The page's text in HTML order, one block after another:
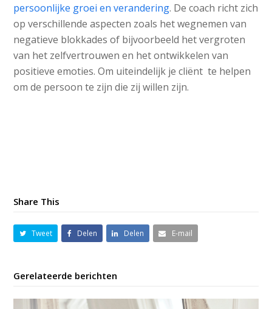
persoonlijke groei en verandering. De coach richt zich
op verschillende aspecten zoals het wegnemen van
negatieve blokkades of bijvoorbeeld het vergroten
van het zelfvertrouwen en het ontwikkelen van
positieve emoties. Om uiteindelijk je cliënt te helpen
om de persoon te zijn die zij willen zijn.
Share This
Tweet Delen Delen E-mail
Gerelateerde berichten